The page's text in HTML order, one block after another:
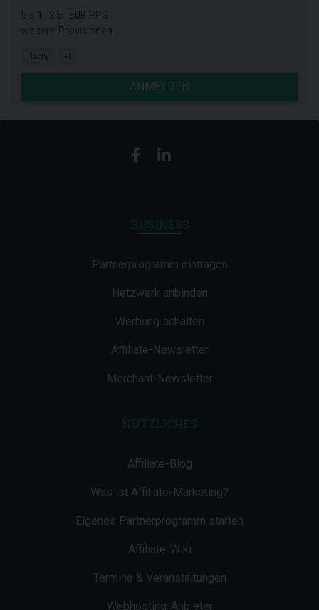
1,25 EUR
weitere Provisionen
Hobby +1
ANMELDEN
Partnerprogramm eintragen
Netzwerk anbinden
Werbung schalten
Affiliate-Newsletter
Merchant-Newsletter
Affiliate-Blog
Was ist Affiliate-Marketing?
Eigenes Partnerprogramm starten
Affiliate-Wiki
Termine & Veranstaltungen
Webhosting-Anbieter